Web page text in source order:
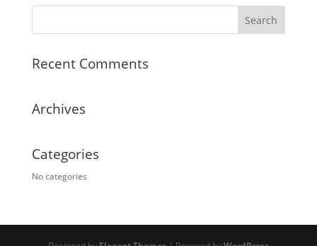
Recent Comments
Archives
Categories
No categories